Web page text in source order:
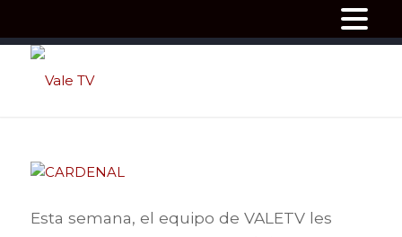
Esta semana, el equipo de VALETV les